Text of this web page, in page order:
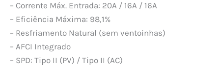
– Corrente Máx. Entrada: 20A / 16A / 16A
– Eficiência Máxima: 98,1%
– Resfriamento Natural (sem ventoinhas)
– AFCI Integrado
– SPD: Tipo II (PV) / Tipo II (AC)